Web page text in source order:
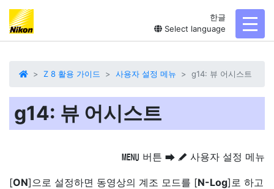
한글
Select language
Z 8 활용 가이드 사용자 설정 메뉴 g14: 뷰 어시스트
g14: 뷰 어시스트
G 버튼 U A 사용자 설정 메뉴
[ON]으로 설정하면 동영상의 계조 모드를 [N-Log]로 하고